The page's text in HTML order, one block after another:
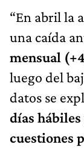
“En abril la
una caída
mensual
luego del
datos se
días
cuestiones